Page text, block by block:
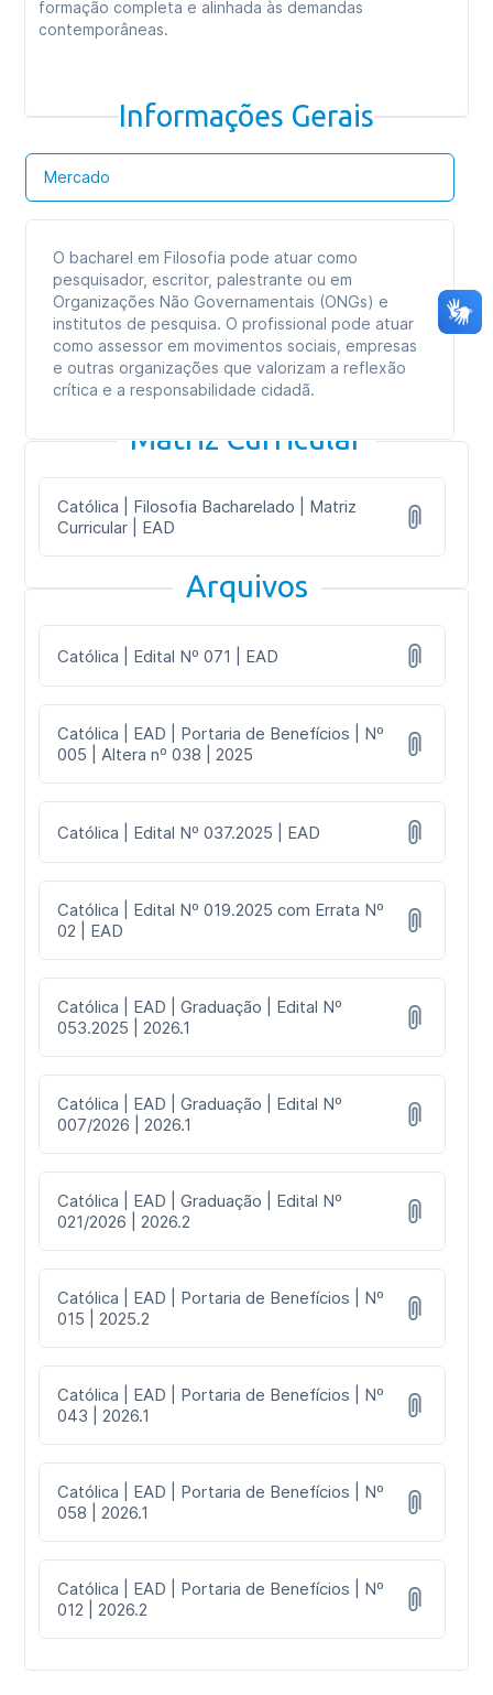
formação completa e alinhada às demandas
contemporâneas.
Informações Gerais
Mercado
O bacharel em Filosofia pode atuar como
pesquisador, escritor, palestrante ou em
Organizações Não Governamentais (ONGs) e
institutos de pesquisa. O profissional pode atuar
como assessor em movimentos sociais, empresas
e outras organizações que valorizam a reflexão
crítica e a responsabilidade cidadã.
Matriz Curricular
Católica | Filosofia Bacharelado | Matriz
Curricular | EAD
Arquivos
Católica | Edital Nº 071 | EAD
Católica | EAD | Portaria de Benefícios | Nº
005 | Altera nº 038 | 2025
Católica | Edital Nº 037.2025 | EAD
Católica | Edital Nº 019.2025 com Errata Nº
02 | EAD
Católica | EAD | Graduação | Edital Nº
053.2025 | 2026.1
Católica | EAD | Graduação | Edital Nº
007/2026 | 2026.1
Católica | EAD | Graduação | Edital Nº
021/2026 | 2026.2
Católica | EAD | Portaria de Benefícios | Nº
015 | 2025.2
Católica | EAD | Portaria de Benefícios | Nº
043 | 2026.1
Católica | EAD | Portaria de Benefícios | Nº
058 | 2026.1
Católica | EAD | Portaria de Benefícios | Nº
012 | 2026.2